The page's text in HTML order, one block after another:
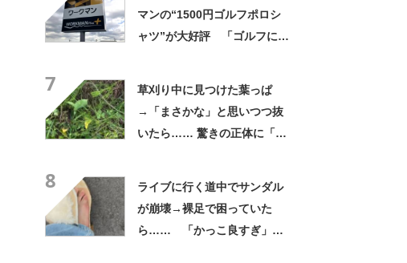
マンの“1500円ゴルフポロシ
ャツ”が大好評 「ゴルフにも
7
草刈り中に見つけた葉っぱ
→「まさかな」と思いつつ抜
いたら…… 驚きの正体に「お
8
ライブに行く道中でサンダル
が崩壊→裸足で困っていた
ら…… 「かっこ良すぎ」ま